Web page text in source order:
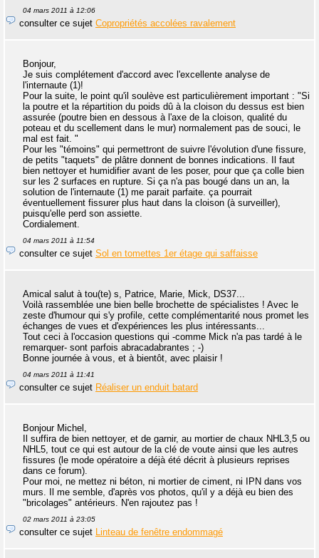
04 mars 2011 à 12:06
consulter ce sujet Copropriétés accolées ravalement
Bonjour,
Je suis complétement d'accord avec l'excellente analyse de
l'internaute (1)!
Pour la suite, le point qu'il soulève est particulièrement important : "Si
la poutre et la répartition du poids dû à la cloison du dessus est bien
assurée (poutre bien en dessous à l'axe de la cloison, qualité du
poteau et du scellement dans le mur) normalement pas de souci, le
mal est fait. "
Pour les "témoins" qui permettront de suivre l'évolution d'une fissure,
de petits "taquets" de plâtre donnent de bonnes indications. Il faut
bien nettoyer et humidifier avant de les poser, pour que ça colle bien
sur les 2 surfaces en rupture. Si ça n'a pas bougé dans un an, la
solution de l'internaute (1) me parait parfaite. ça pourrait
éventuellement fissurer plus haut dans la cloison (à surveiller),
puisqu'elle perd son assiette.
Cordialement.
04 mars 2011 à 11:54
consulter ce sujet Sol en tomettes 1er étage qui saffaisse
Amical salut à tou(te) s, Patrice, Marie, Mick, DS37...
Voilà rassemblée une bien belle brochette de spécialistes ! Avec le
zeste d'humour qui s'y profile, cette complémentarité nous promet les
échanges de vues et d'expériences les plus intéressants...
Tout ceci à l'occasion questions qui -comme Mick n'a pas tardé à le
remarquer- sont parfois abracadabrantes ; -)
Bonne journée à vous, et à bientôt, avec plaisir !
04 mars 2011 à 11:41
consulter ce sujet Réaliser un enduit batard
Bonjour Michel,
Il suffira de bien nettoyer, et de garnir, au mortier de chaux NHL3,5 ou
NHL5, tout ce qui est autour de la clé de voute ainsi que les autres
fissures (le mode opératoire a déjà été décrit à plusieurs reprises
dans ce forum).
Pour moi, ne mettez ni béton, ni mortier de ciment, ni IPN dans vos
murs. Il me semble, d'après vos photos, qu'il y a déjà eu bien des
"bricolages" antérieurs. N'en rajoutez pas !
02 mars 2011 à 23:05
consulter ce sujet Linteau de fenêtre endommagé